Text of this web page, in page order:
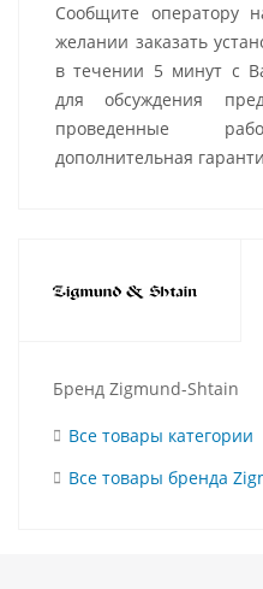
Сообщите оператору
желании заказать
в течении 5 минут с
для обсуждения
проведенные
дополнительная
Бренд Zigmund-Shtain
Все товары категории
Все товары бренда